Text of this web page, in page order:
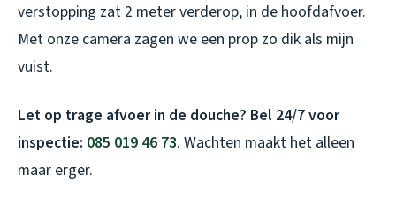
verstopping zat 2 meter verderop, in de hoofdafvoer.
Met onze camera zagen we een prop zo dik als mijn
vuist.
Let op trage afvoer in de douche? Bel 24/7 voor
inspectie: 085 019 46 73. Wachten maakt het alleen
maar erger.